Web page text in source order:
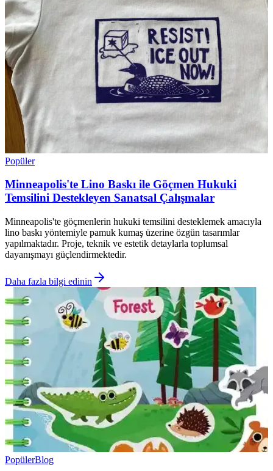
Popüler
Minneapolis'te Lino Baskı ile Göçmen Hukuki
Temsilini Destekleyen Sanatsal Çalışmalar
Minneapolis'te göçmenlerin hukuki temsilini desteklemek amacıyla
lino baskı yöntemiyle pamuk kumaş üzerine özgün tasarımlar
yapılmaktadır. Proje, teknik ve estetik detaylarla toplumsal
dayanışmayı güçlendirmektedir.
Daha fazla bilgi edinin
PopülerBlog